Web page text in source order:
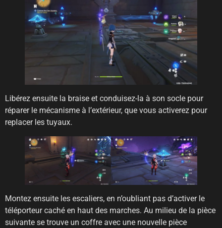
Libérez ensuite la braise et conduisez-la à son socle pour
réparer le mécanisme à l’extérieur, que vous activerez pour
replacer les tuyaux.
Montez ensuite les escaliers, en n’oubliant pas d’activer le
téléporteur caché en haut des marches. Au milieu de la pièce
suivante se trouve un coffre avec une nouvelle pièce